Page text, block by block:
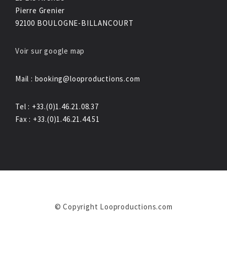
Pierre Grenier
92100 BOULOGNE-BILLANCOURT
Voir sur google map
Mail : booking@looproductions.com
Tel : +33.(0)1.46.21.08.37
Fax : +33.(0)1.46.21.44.51
© Copyright Looproductions.com